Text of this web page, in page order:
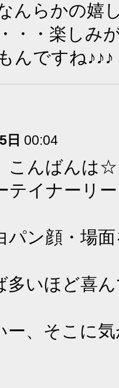
んらかの嬉
・・楽しみ
んですね♪♪♪
日 00:04
こんばんは☆
テイナーリ
パン顔・場
多いほど喜
ー、そこに